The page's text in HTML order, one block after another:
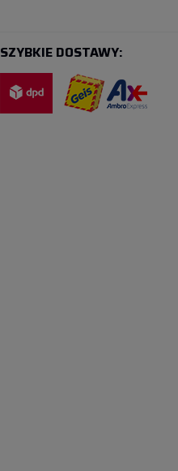
SZYBKIE DOSTAWY: